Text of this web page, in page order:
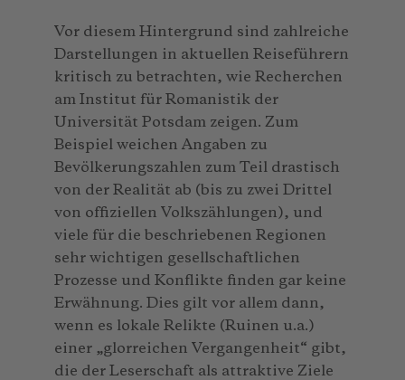
Vor diesem Hintergrund sind zahlreiche
Darstellungen in aktuellen Reiseführern
kritisch zu betrachten, wie Recherchen
am Institut für Romanistik der
Universität Potsdam zeigen. Zum
Beispiel weichen Angaben zu
Bevölkerungszahlen zum Teil drastisch
von der Realität ab (bis zu zwei Drittel
von offiziellen Volkszählungen), und
viele für die beschriebenen Regionen
sehr wichtigen gesellschaftlichen
Prozesse und Konflikte finden gar keine
Erwähnung. Dies gilt vor allem dann,
wenn es lokale Relikte (Ruinen u.a.)
einer „glorreichen Vergangenheit“ gibt,
die der Leserschaft als attraktive Ziele